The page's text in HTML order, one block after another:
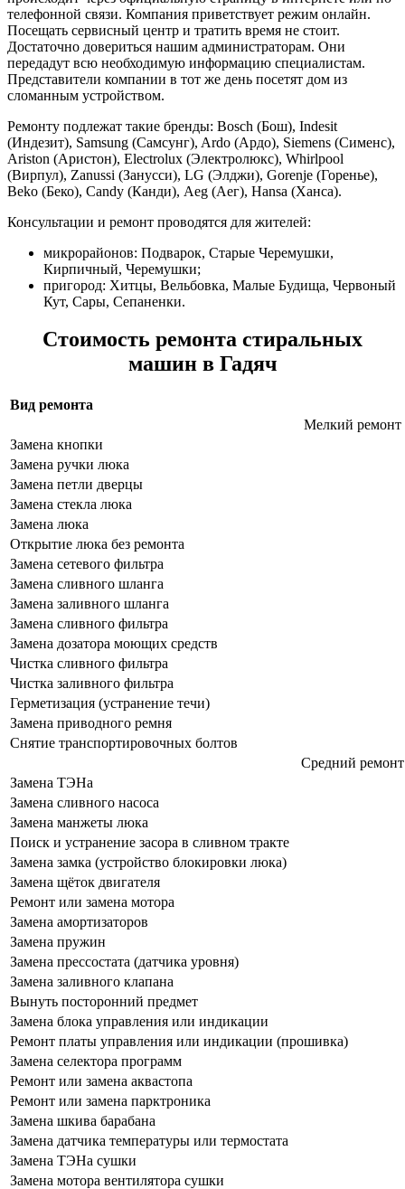
телефонной связи. Компания приветствует режим онлайн.
Посещать сервисный центр и тратить время не стоит.
Достаточно довериться нашим администраторам. Они
передадут всю необходимую информацию специалистам.
Представители компании в тот же день посетят дом из
сломанным устройством.
Ремонту подлежат такие бренды: Bosch (Бош), Indesit
(Индезит), Samsung (Самсунг), Ardo (Ардо), Siemens (Сименс),
Ariston (Аристон), Electrolux (Электролюкс), Whirlpool
(Вирпул), Zanussi (Занусси), LG (Элджи), Gorenje (Горенье),
Beko (Беко), Candy (Канди), Аеg (Aeг), Hansa (Ханса).
Консультации и ремонт проводятся для жителей:
микрорайонов: Подварок, Старые Черемушки,
Кирпичный, Черемушки;
пригород: Хитцы, Вельбовка, Малые Будища, Червоный
Кут, Сары, Сепаненки.
Стоимость ремонта стиральных
машин в Гадяч
Вид ремонта
Мелкий ремонт
Замена кнопки
Замена ручки люка
Замена петли дверцы
Замена стекла люка
Замена люка
Открытие люка без ремонта
Замена сетевого фильтра
Замена сливного шланга
Замена заливного шланга
Замена сливного фильтра
Замена дозатора моющих средств
Чистка сливного фильтра
Чистка заливного фильтра
Герметизация (устранение течи)
Замена приводного ремня
Снятие транспортировочных болтов
Средний ремонт
Замена ТЭНа
Замена сливного насоса
Замена манжеты люка
Поиск и устранение засора в сливном тракте
Замена замка (устройство блокировки люка)
Замена щёток двигателя
Ремонт или замена мотора
Замена амортизаторов
Замена пружин
Замена прессостата (датчика уровня)
Замена заливного клапана
Вынуть посторонний предмет
Замена блока управления или индикации
Ремонт платы управления или индикации (прошивка)
Замена селектора программ
Ремонт или замена аквастопа
Ремонт или замена парктроника
Замена шкива барабана
Замена датчика температуры или термостата
Замена ТЭНа сушки
Замена мотора вентилятора сушки